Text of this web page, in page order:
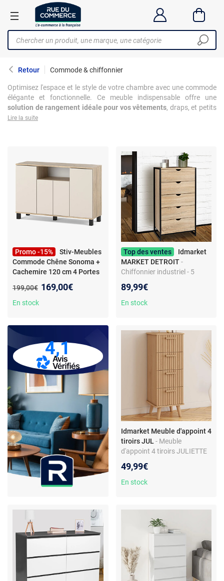
Retour Commode & chiffonnier
Optimisez l'espace et le style de votre chambre avec une commode
élégante et fonctionnelle. Ce meuble indispensable offre une
solution de rangement idéale pour vos vêtements, draps, et petits
accessoires, contribuant ainsi à une atmosphère ordonnée et
votre espace de vie. Conçues pour durer, elles allient robustesse et
design, avec des finitions en bois, métal, ou composite. La
commode de chambre
n'est pas juste un meuble pratique, elle est
une expression de votre personnalité et de votre sens du beau,
essentielle pour quiconque aspire à une chambre à la fois organisée
Lire la suite
Promo -15%
Stiv-Meubles
Commode Chêne Sonoma +
Cachemire 120 cm 4 Portes
Salon et Chambre - Buffet
de Rangement Design
Ancien prix :
199,00€ Nouveau prix :
169,00€
En stock
Top des ventes
Idmarket
MARKET DETROIT -
Chiffonnier industriel - 5
x 40 x 110 cm
89,99€
En stock
4,1
Idmarket Meuble d'appoint 4
tiroirs JUL - Meuble
d'appoint 4 tiroirs JULIETTE
pour entrée salle de bain
effet lattes tasseau bois
49,99€
En stock